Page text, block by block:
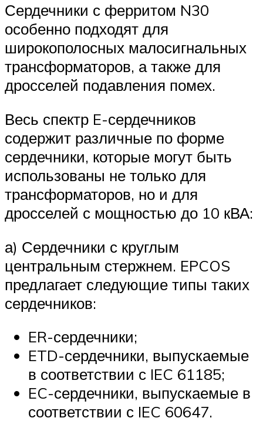
Сердечники с ферритом N30
особенно подходят для
широкополосных малосигнальных
трансформаторов, а также для
дросселей подавления помех.
Весь спектр E-сердечников
содержит различные по форме
сердечники, которые могут быть
использованы не только для
трансформаторов, но и для
дросселей с мощностью до 10 кВА:
а) Сердечники с круглым
центральным стержнем. EPCOS
предлагает следующие типы таких
сердечников:
ER-сердечники;
ETD-сердечники, выпускаемые
в соответствии с IEC 61185;
EC-сердечники, выпускаемые в
соответствии с IEC 60647.